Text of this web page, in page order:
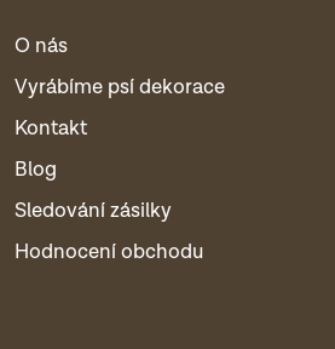
O nás
Vyrábíme psí dekorace
Kontakt
Blog
Sledování zásilky
Hodnocení obchodu